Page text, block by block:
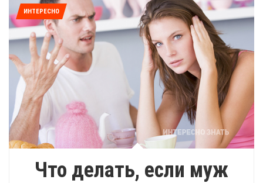
ИНТЕРЕСНО
Что делать, если муж